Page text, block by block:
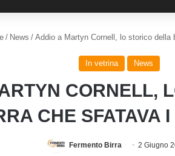
/ News / Addio a Martyn Cornell, lo storico
In vetrina News
CORNELL,
CHE SFATAVA
Fermento Birra 2 Giugno